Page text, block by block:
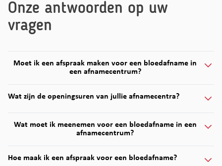
Onze antwoorden op uw
vragen
Moet ik een afspraak maken voor een bloedafname in
een afnamecentrum?
Wat zijn de openingsuren van jullie afnamecentra?
Wat moet ik meenemen voor een bloedafname in een
afnamecentrum?
Hoe maak ik een afspraak voor een bloedafname?